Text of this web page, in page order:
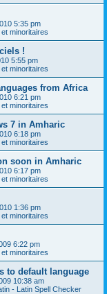
5:35 pm
minoritaires
!
5:55 pm
minoritaires
from Africa
6:21 pm
minoritaires
7 in Amharic
6:18 pm
minoritaires
soon in Amharic
6:17 pm
minoritaires
1:36 pm
minoritaires
6:22 pm
minoritaires
to default language
10:38 am
- Latin Spell Checker